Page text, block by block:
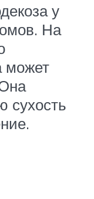
у
На
может
сухость